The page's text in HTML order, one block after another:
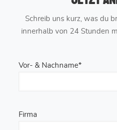
Schreib uns kurz, was du
innerhalb von 24 Stunden
Vor- & Nachname*
Firma